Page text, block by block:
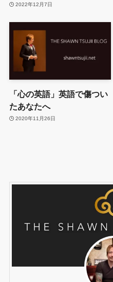
2022年12月7日
「心の英語」英語で傷つい
たあなたへ
2020年11月26日